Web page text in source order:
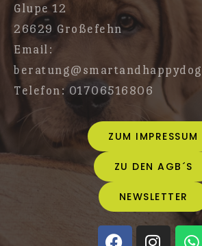
Glupe 12
26629 Großefehn
Email:
Telefon: 01706516806
ZUM IMPRESSUM
ZU DEN AGB´S
NEWSLETTER